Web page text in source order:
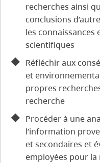
recherches ainsi
conclusions
les connaissances
scientifiques
Réfléchir aux
et
propres
recherche
Procéder à une
l’information
et secondaires et
employées pour